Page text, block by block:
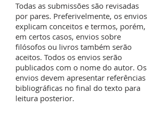
Todas as submissões são revisadas
por pares. Preferivelmente, os envios
explicam conceitos e termos, porém,
em certos casos, envios sobre
filósofos ou livros também serão
aceitos. Todos os envios serão
publicados com o nome do autor. Os
envios devem apresentar referências
bibliográficas no final do texto para
leitura posterior.